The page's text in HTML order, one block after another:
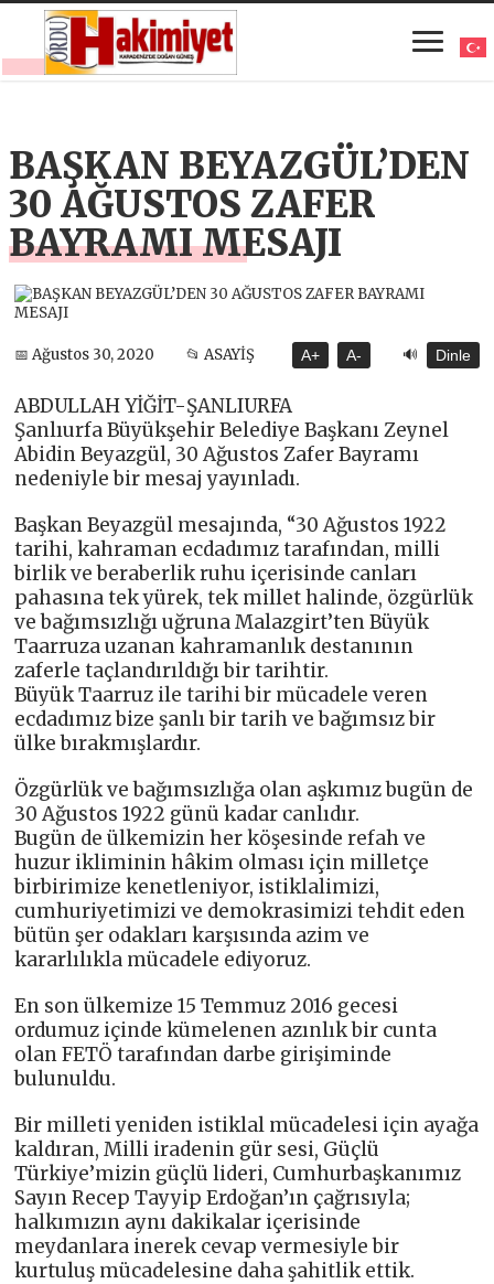
BAŞKAN BEYAZGÜL’DEN
30 AĞUSTOS ZAFER
BAYRAMI MESAJI
📅 Ağustos 30, 2020 📂 ASAYİŞ A+ A- 🔊 Dinle
ABDULLAH YİĞİT-ŞANLIURFA
Şanlıurfa Büyükşehir Belediye Başkanı Zeynel
Abidin Beyazgül, 30 Ağustos Zafer Bayramı
nedeniyle bir mesaj yayınladı.
Başkan Beyazgül mesajında, “30 Ağustos 1922
tarihi, kahraman ecdadımız tarafından, milli
birlik ve beraberlik ruhu içerisinde canları
pahasına tek yürek, tek millet halinde, özgürlük
ve bağımsızlığı uğruna Malazgirt’ten Büyük
Taarruza uzanan kahramanlık destanının
zaferle taçlandırıldığı bir tarihtir.
Büyük Taarruz ile tarihi bir mücadele veren
ecdadımız bize şanlı bir tarih ve bağımsız bir
ülke bırakmışlardır.
Özgürlük ve bağımsızlığa olan aşkımız bugün de
30 Ağustos 1922 günü kadar canlıdır.
Bugün de ülkemizin her köşesinde refah ve
huzur ikliminin hâkim olması için milletçe
birbirimize kenetleniyor, istiklalimizi,
cumhuriyetimizi ve demokrasimizi tehdit eden
bütün şer odakları karşısında azim ve
kararlılıkla mücadele ediyoruz.
En son ülkemize 15 Temmuz 2016 gecesi
ordumuz içinde kümelenen azınlık bir cunta
olan FETÖ tarafından darbe girişiminde
bulunuldu.
Bir milleti yeniden istiklal mücadelesi için ayağa
kaldıran, Milli iradenin gür sesi, Güçlü
Türkiye’mizin güçlü lideri, Cumhurbaşkanımız
Sayın Recep Tayyip Erdoğan’ın çağrısıyla;
halkımızın aynı dakikalar içerisinde
meydanlara inerek cevap vermesiyle bir
kurtuluş mücadelesine daha şahitlik ettik.